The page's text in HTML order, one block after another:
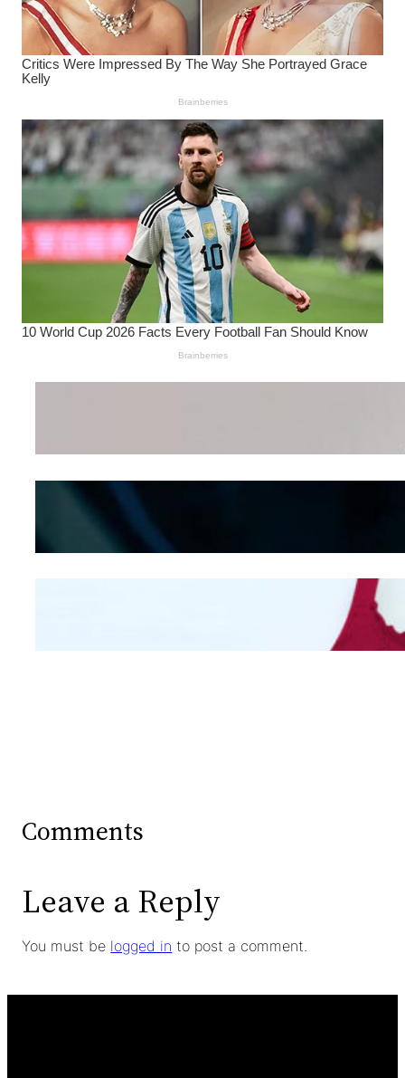
Wanita Pamer Pakaian
Kepribadian
Mengintip Kepribadian
Wanita Dari Warna Bra
Comments
Leave a Reply
You must be logged in to post a comment.